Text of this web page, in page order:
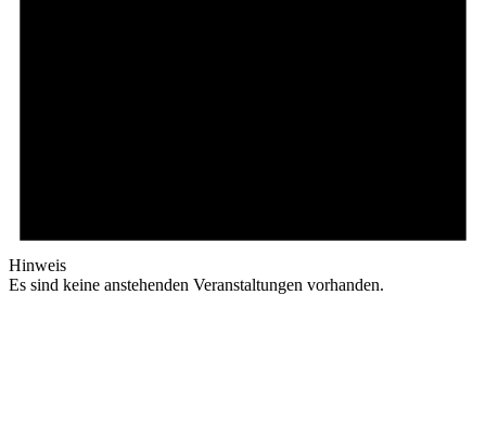
Hinweis
Es sind keine anstehenden Veranstaltungen vorhanden.